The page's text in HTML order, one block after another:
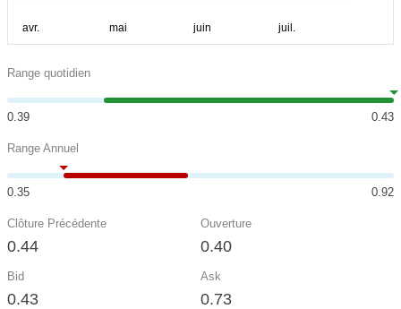
Range quotidien
0.39 0.43
Range Annuel
0.35 0.92
Clôture Précédente
0.44
Ouverture
0.40
Bid
0.43
Ask
0.73